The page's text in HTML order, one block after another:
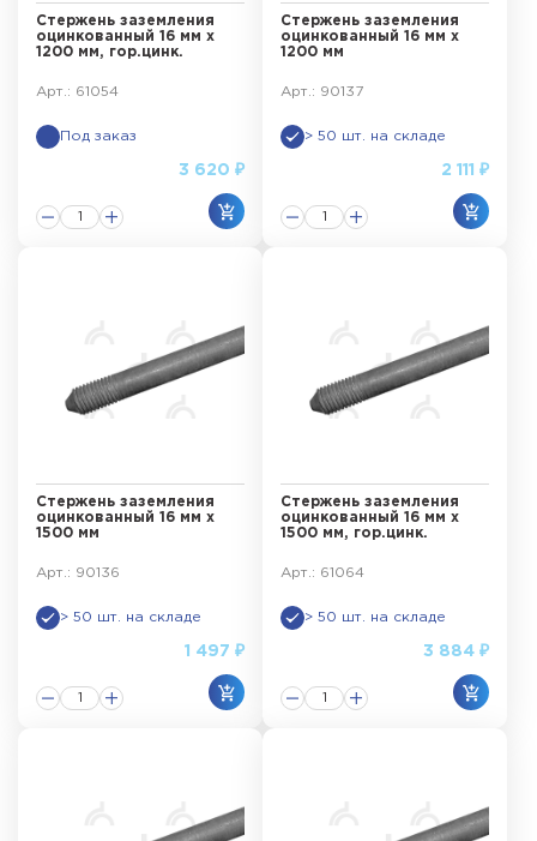
Стержень заземления
оцинкованный 16 мм х
1200 мм, гор.цинк.
Арт.: 61054
Под заказ
3 620 ₽
Стержень заземления
оцинкованный 16 мм х
1200 мм
Арт.: 90137
> 50 шт. на складе
2 111 ₽
Стержень заземления
оцинкованный 16 мм х
1500 мм
Арт.: 90136
> 50 шт. на складе
1 497 ₽
Стержень заземления
оцинкованный 16 мм х
1500 мм, гор.цинк.
Арт.: 61064
> 50 шт. на складе
3 884 ₽